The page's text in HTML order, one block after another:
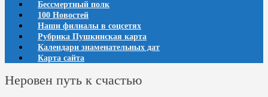
Бессмертный полк
100 Новостей
Наши филиалы в соцсетях
Рубрика Пушкинская карта
Календари знаменательных дат
Карта сайта
Неровен путь к счастью